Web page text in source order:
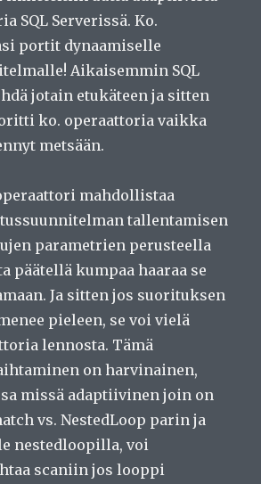
SQL Serverissä. Ko.
portit dynaamiselle
Aikaisemmin SQL
jotain etukäteen ja sitten
ko. operaattoria vaikka
metsään.
mahdollistaa
tallentamisen
parametrien perusteella
päätellä kumpaa haaraa se
Ja sitten jos suorituksen
pieleen, se voi vielä
lennosta. Tämä
on harvinainen,
missä adaptiivinen join on
vs. NestedLoop parin ja
nestedloopilla, voi
scaniin jos looppi